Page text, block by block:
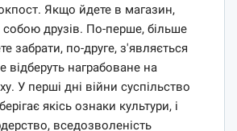
Якщо йдете в магазин,
собою друзів. По-перше, більше
забрати, по-друге, з'являється
відберуть награбоване на
У перші дні війни суспільство
якісь ознаки культури, і
вседозволеність